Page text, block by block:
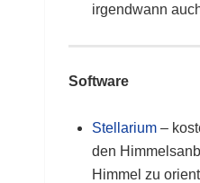
irgendwann
Software
Stellarium–
den
Himmel zu